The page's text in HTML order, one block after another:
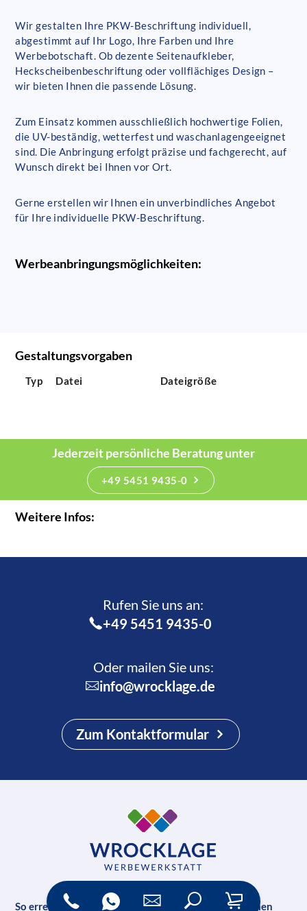
Wir gestalten Ihre PKW-Beschriftung individuell,
abgestimmt auf Ihr Logo, Ihre Farben und Ihre
Werbebotschaft. Ob dezente Seitenaufkleber,
Heckscheibenbeschriftung oder vollflächiges Design –
wir bieten Ihnen die passende Lösung.
Zum Einsatz kommen ausschließlich hochwertige Folien,
die UV-beständig, wetterfest und waschanlagengeeignet
sind. Die Anbringung erfolgt präzise und fachgerecht, auf
Wunsch direkt bei Ihnen vor Ort.
Gerne erstellen wir Ihnen ein unverbindliches Angebot
für Ihre individuelle PKW-Beschriftung.
Werbeanbringungsmöglichkeiten:
Gestaltungsvorgaben
Typ Datei Dateigröße
Jederzeit persönliche Beratung unter
+49 5451 9435-0
Weitere Infos:
Rufen Sie uns an:­
+49 5451 9435-0
Oder mailen Sie uns:
info@wrocklage.de
Zum Kontaktformular
So erreichen Sie uns
Unternehmen